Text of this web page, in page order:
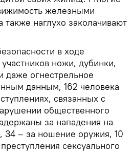
железными
наглухо заколачивают
в ходе
ножи, дубинки,
даже огнестрельное
данным, 162 человека
связанных с
общественного
за нападения на
34 – за ношение оружия, 10
сексуального